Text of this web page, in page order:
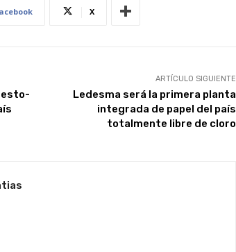
X
ARTÍCULO SIGUIENTE
Ledesma será la primera planta
integrada de papel del país
totalmente libre de cloro